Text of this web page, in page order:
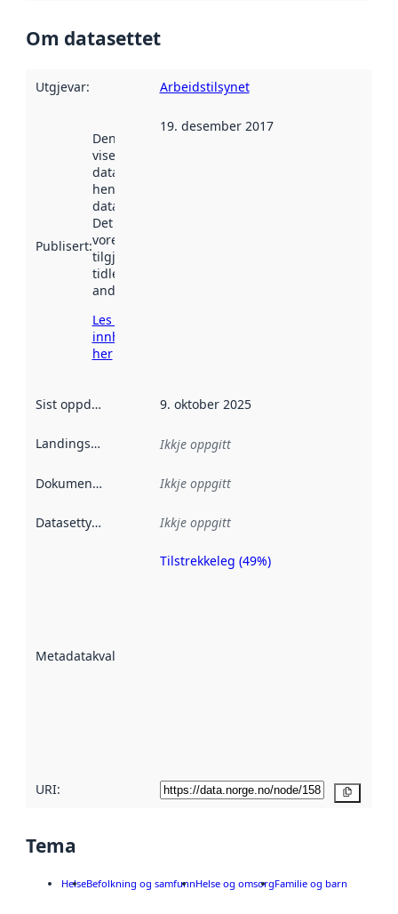
Om datasettet
Utgjevar: Arbeidstilsynet
Publisert:
Denne datoen
viser når
datasettet vart
henta inn av
data.norge.no.
Det kan ha
vore
tilgjengeleg
tidlegare
andre stader.
Les meir om
innhenting
her
19. desember 2017
Sist oppdatert 9. oktober 2025
Landingsside Ikkje oppgitt
Dokumentasjon Ikkje oppgitt
Datasettype Ikkje oppgitt
Metadatakvalitet
Metadatakvalitet
Tilstrekkeleg (49%)
URI:
Tema
HelseBefolkning og samfunnHelse og omsorgFamilie og barn